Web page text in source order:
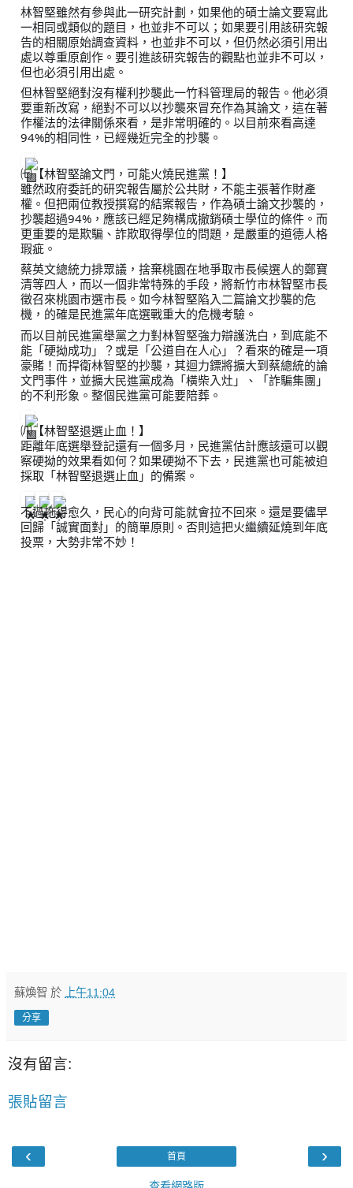
林智堅雖然有參與此一研究計劃，如果他的碩士論文要寫此
一相同或類似的題目，也並非不可以；如果要引用該研究報
告的相關原始調查資料，也並非不可以，但仍然必須引用出
處以尊重原創作。要引進該研究報告的觀點也並非不可以，
但也必須引用出處。
但林智堅絕對沒有權利抄襲此一竹科管理局的報告。他必須
要重新改寫，絕對不可以以抄襲來冒充作為其論文，這在著
作權法的法律關係來看，是非常明確的。以目前來看高達
94%的相同性，已經幾近完全的抄襲。
㈦【林智堅論文門，可能火燒民進黨！】
雖然政府委託的研究報告屬於公共財，不能主張著作財產
權。但把兩位教授撰寫的結案報告，作為碩士論文抄襲的，
抄襲超過94%，應該已經足夠構成撤銷碩士學位的條件。而
更重要的是欺騙、詐欺取得學位的問題，是嚴重的道德人格
瑕疵。
蔡英文總統力排眾議，捨棄桃園在地爭取市長候選人的鄭寶
清等四人，而以一個非常特殊的手段，將新竹市林智堅市長
徵召來桃園市選市長。如今林智堅陷入二篇論文抄襲的危
機，的確是民進黨年底選戰重大的危機考驗。
而以目前民進黨舉黨之力對林智堅強力辯護洗白，到底能不
能「硬拗成功」？或是「公道自在人心」？看來的確是一項
豪賭！而捍衛林智堅的抄襲，其迴力鏢將擴大到蔡總統的論
文門事件，並擴大民進黨成為「橫柴入灶」、「詐騙集團」
的不利形象。整個民進黨可能要陪葬。
㈧【林智堅退選止血！】
距離年底選舉登記還有一個多月，民進黨估計應該還可以觀
察硬拗的效果看如何？如果硬拗不下去，民進黨也可能被迫
採取「林智堅退選止血」的備案。
不過拖得愈久，民心的向背可能就會拉不回來。還是要儘早
回歸「誠實面對」的簡單原則。否則這把火繼續延燒到年底
投票，大勢非常不妙！
蘇煥智 於 上午11:04
分享
沒有留言:
張貼留言
‹ ›
首頁